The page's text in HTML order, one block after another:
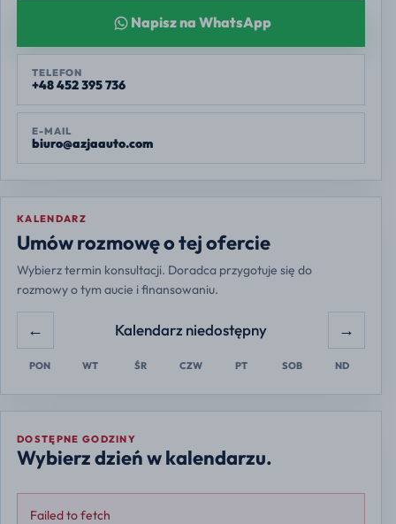
Napisz na WhatsApp
TELEFON
+48 452 395 736
E-MAIL
biuro@azjaauto.com
KALENDARZ
Umów rozmowę o tej ofercie
Wybierz termin konsultacji. Doradca przygotuje się do
rozmowy o tym aucie i finansowaniu.
Europe/Warsaw
← Kalendarz niedostępny →
PON WT ŚR CZW PT SOB ND
DOSTĘPNE GODZINY
Wybierz dzień w kalendarzu.
Failed to fetch